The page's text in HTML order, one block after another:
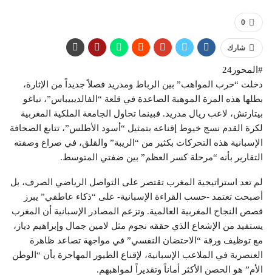
0
شارك
#المحور24
​دخلت “حرب المواهب” بين الرباط ومدريد فصلاً جديداً من الإثارة،
بطلها هذه المرة الموهبة الصاعدة في قلعة “الفالديبيباس”، تياغو
بيتارتش، لاعب ريال مدريد. فبينما تحاول الجامعة الملكية المغربية
لكرة القدم نسج خيوط إقناعه بتمثيل “أسود الأطلس”، تتابع الصحافة
الإسبانية هذه التحركات بكثير من “الريبة” والقلق، في صراع وصفته
التقارير بأنه “مرحلة كسر العظم” بين ضفتي المتوسط.
​لم تعد استراتيجية المغرب تقتصر على التواصل الرياضي الصرف، بل
أصبحت تعتمد -حسب القراءة الإسبانية- على “ذكاء عاطفي” يبرز
قصص النجاح المغربية العالمية. وتزعم المصادر الإسبانية أن المغرب
يستفيد من الإشعاع الذي حققه نجوم مثل لامين جمال وإبراهيم دياز،
مع توظيف ورقة “الاحتضان النفسي” في مواجهة تصاعد ظاهرة
العنصرية في الملاعب الإسبانية، لإقناع الطيور المهاجرة بأن “الوطن
الأم” هو الحصن الأكثر أماناً وتقديراً لمواهبهم.